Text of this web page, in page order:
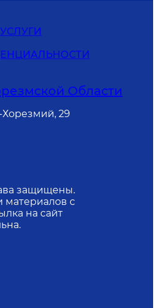
Области
Хорезмий, 29
защищены.
материалов с
на сайт